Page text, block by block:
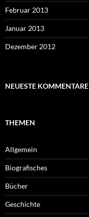
Februar 2013
Januar 2013
Dezember 2012
NEUESTE KOMMENTARE
THEMEN
Allgemein
Biografisches
Bücher
Geschichte